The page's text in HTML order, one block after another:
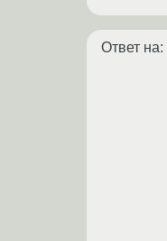
Ответ на: